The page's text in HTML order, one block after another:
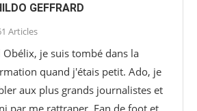
GEFFRARD
Articles
Obélix, je suis tombé dans la
quand j'étais petit. Ado, je
aux plus grands journalistes et
par me rattraper. Fan de foot et